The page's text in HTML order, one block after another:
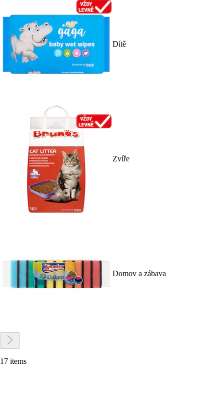
Dítě
Zvíře
Domov a zábava
17 items